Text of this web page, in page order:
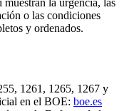
o las condiciones
y ordenados.
1261, 1265, 1267 y
en el BOE: boe.es